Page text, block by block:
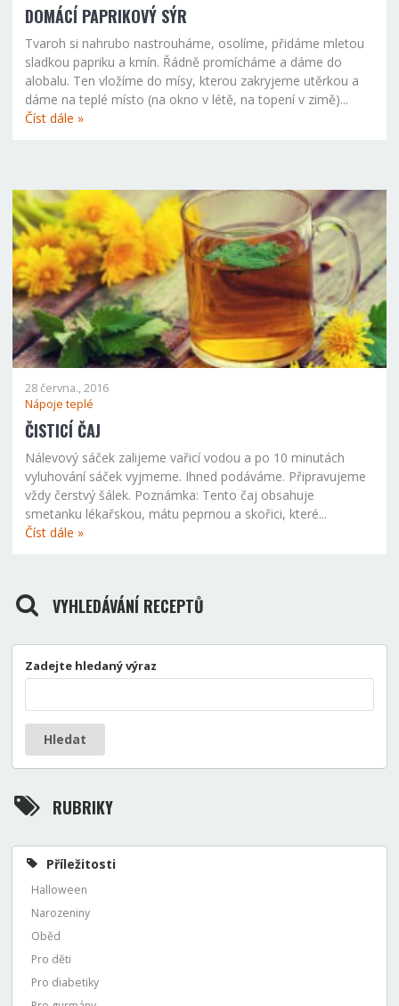
DOMÁCÍ PAPRIKOVÝ SÝR
Tvaroh si nahrubo nastrouháme, osolíme, přidáme mletou
sladkou papriku a kmín. Řádně promícháme a dáme do
alobalu. Ten vložíme do mísy, kterou zakryjeme utěrkou a
dáme na teplé místo (na okno v létě, na topení v zimě)...
Číst dále »
28 června., 2016
Nápoje teplé
ČISTICÍ ČAJ
Nálevový sáček zalijeme vařicí vodou a po 10 minutách
vyluhování sáček vyjmeme. Ihned podáváme. Připravujeme
vždy čerstvý šálek. Poznámka: Tento čaj obsahuje
smetanku lékařskou, mátu peprnou a skořici, které...
Číst dále »
VYHLEDÁVÁNÍ RECEPTŮ
Zadejte hledaný výraz
Hledat
RUBRIKY
Příležitosti
Halloween
Narozeniny
Oběd
Pro děti
Pro diabetiky